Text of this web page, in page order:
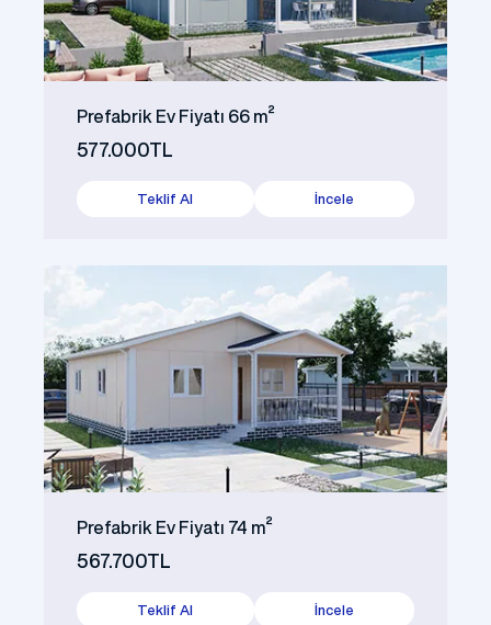
Prefabrik Ev Fiyatı 66 m²
577.000TL
Teklif Al İncele
Prefabrik Ev Fiyatı 74 m²
567.700TL
Teklif Al İncele